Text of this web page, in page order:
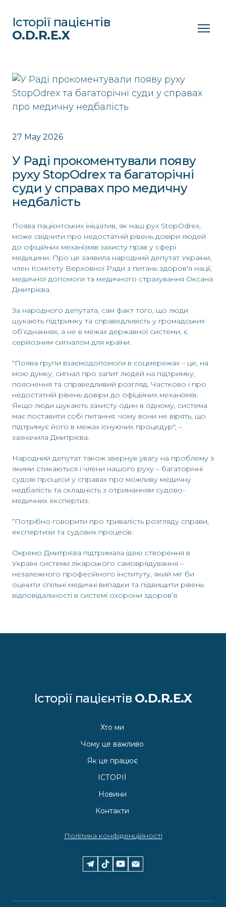
Історії пацієнтів
O.D.R.E.X
27 May 2026
У Раді прокоментували появу
руху StopOdrex та багаторічні
суди у справах про медичну
недбалість
Поява пацієнтських ініціатив, як наш рух StopOdrex,
може свідчити про недостатній рівень довіри людей
до офіційних механізмів захисту прав у сфері
медицини. Про це заявила народний депутат України,
член Комітету Верховної Ради з питань здоров'я нації,
медичної допомоги та медичного страхування Оксана
Дмитрієва.
За народного депутата, сам факт того, що люди
шукають підтримку та справедливість у громадських
об’єднаннях, а не в межах державної системи, є
серйозним сигналом для країни.
"Поява групи взаємодопомоги в соцмережах – це, на
мою думку, сигнал про запит людей на підтримку,
пояснення та справедливий розгляд. Частково і про
недостатній рівень довіри до офіційних механізмів.
Якщо люди шукають захисту один в одному, система
має поставити собі питання: чому вони не вірять, що
підтримує його в межах існуючих процедур", –
зазначила Дмитрієва.
Народний депутат також звернув увагу на проблему з
якими стикаються і члени нашого руху – багаторічні
судові процеси у справах про можливу медичну
недбалість та складність з отриманням судово-
медичних експертиз.
“Потрібно говорити про тривалість розгляду справи,
експертизи та судових процесів.
Окремо Дмитрієва підтримала ідею створення в
Україні системи лікарського самоврядування –
незалежного професійного інституту, який міг би
оцінити спільні медичні випадки та підвищити рівень
відповідальності в системі охорони здоров’я.
Історії пацієнтів O.D.R.E.X
Хто ми
Чому це важливо
Як це працює
ІСТОРІЇ
Новини
Контакти
Політика конфіденційності